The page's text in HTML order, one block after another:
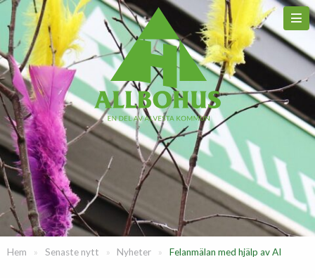
Hem » Senaste nytt » Nyheter » Felanmälan med hjälp av AI